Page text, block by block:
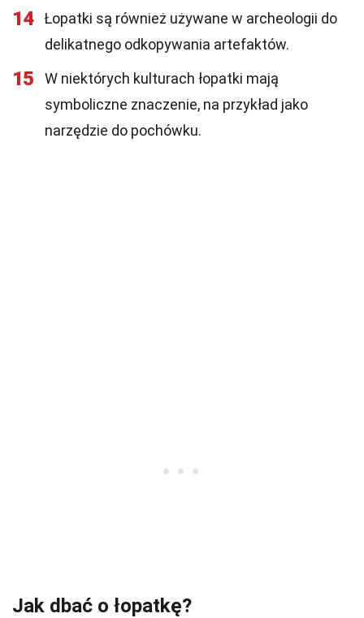
14
Łopatki są również używane w archeologii do
delikatnego odkopywania artefaktów.
15
W niektórych kulturach łopatki mają
symboliczne znaczenie, na przykład jako
narzędzie do pochówku.
Jak dbać o łopatkę?